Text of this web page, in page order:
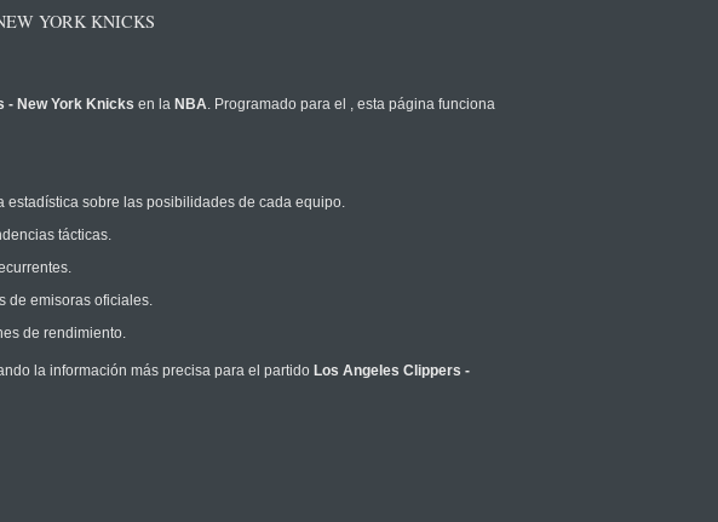
YORK KNICKS
- New York Knicks en la NBA. Programado para el , esta página funciona
estadística sobre las posibilidades de cada equipo.
tácticas.
de emisoras oficiales.
de rendimiento.
la información más precisa para el partido Los Angeles Clippers -